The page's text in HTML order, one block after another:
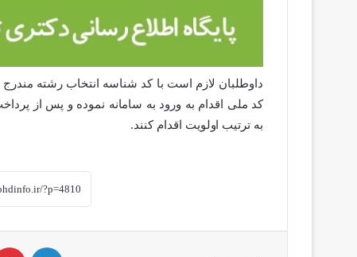
داوطلبان لازم است با کد شناسه انتخاب رشته
کد ملی اقدام به ورود به سامانه نموده و پس از
به ترتیب اولویت اقدام کنند.